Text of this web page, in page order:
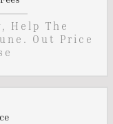
Help The
Out Price